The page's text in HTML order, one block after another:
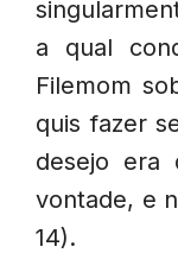
a qual
Filemom
quis fazer
desejo era
vontade, e
14).